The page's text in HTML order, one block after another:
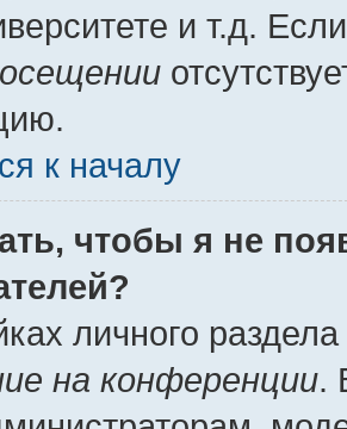
и т.д.
к началу
чтобы я не
личного
на конференции.